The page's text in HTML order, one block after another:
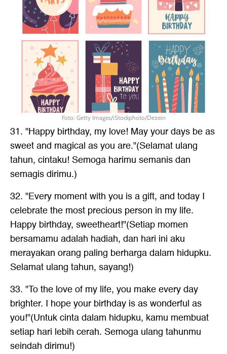
Foto: Getty Images/iStockphoto/Dezein
31. "Happy birthday, my love! May your days be as
sweet and magical as you are."(Selamat ulang
tahun, cintaku! Semoga harimu semanis dan
semagis dirimu.)
32. "Every moment with you is a gift, and today I
celebrate the most precious person in my life.
Happy birthday, sweetheart!"(Setiap momen
bersamamu adalah hadiah, dan hari ini aku
merayakan orang paling berharga dalam hidupku.
Selamat ulang tahun, sayang!)
33. "To the love of my life, you make every day
brighter. I hope your birthday is as wonderful as
you!"(Untuk cinta dalam hidupku, kamu membuat
setiap hari lebih cerah. Semoga ulang tahunmu
seindah dirimu!)